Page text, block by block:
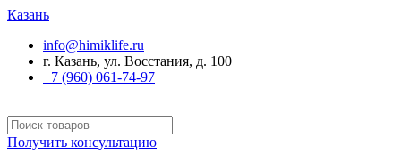
Казань
info@himiklife.ru
г. Казань, ул. Восстания, д. 100
+7 (960) 061-74-97
Получить консультацию